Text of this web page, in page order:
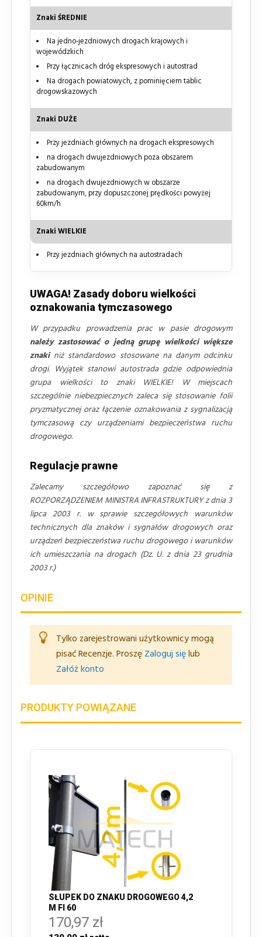
Znaki ŚREDNIE
Na jedno-jezdniowych drogach krajowych i
wojewódzkich
Przy łącznicach dróg ekspresowych i autostrad
Na drogach powiatowych, z pominięciem tablic
drogowskazowych
Znaki DUŻE
Przy jezdniach głównych na drogach ekspresowych
na drogach dwujezdniowych poza obszarem
zabudowanym
na drogach dwujezdniowych w obszarze
zabudowanym, przy dopuszczonej prędkości powyżej
60km/h
Znaki WIELKIE
Przy jezdniach głównych na autostradach
UWAGA! Zasady doboru wielkości
oznakowania tymczasowego
W przypadku prowadzenia prac w pasie drogowym
należy zastosować o jedną grupę wielkości większe
znakiniż standardowo stosowane na danym odcinku
drogi. Wyjątek stanowi autostrada gdzie odpowiednia
grupa wielkości to znaki WIELKIE! W miejscach
szczególnie niebezpiecznych zaleca się stosowanie folii
pryzmatycznej oraz łączenie oznakowania z sygnalizacją
tymczasową czy urządzeniami bezpieczeństwa ruchu
drogowego.
Regulacje prawne
Zalecamy szczegółowo zapoznać się z
ROZPORZĄDZENIEM MINISTRA INFRASTRUKTURY z dnia 3
lipca 2003 r. w sprawie szczegółowych warunków
technicznych dla znaków i sygnałów drogowych oraz
urządzeń bezpieczeństwa ruchu drogowego i warunków
ich umieszczania na drogach (Dz. U. z dnia 23 grudnia
2003 r.)
OPINIE
Tylko zarejestrowani użytkownicy mogą
pisać Recenzje. Proszę Zaloguj sięlub
Załóż konto
PRODUKTY POWIĄZANE
SŁUPEK DO ZNAKU DROGOWEGO 4,2
M FI 60
170,97 zł